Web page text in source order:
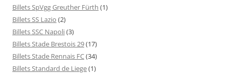
Billets SpVgg Greuther Fürth (1)
Billets SS Lazio (2)
Billets SSC Napoli(3)
Billets Stade Brestois 29(17)
Billets Stade Rennais FC(34)
Billets Standard de Liege(1)